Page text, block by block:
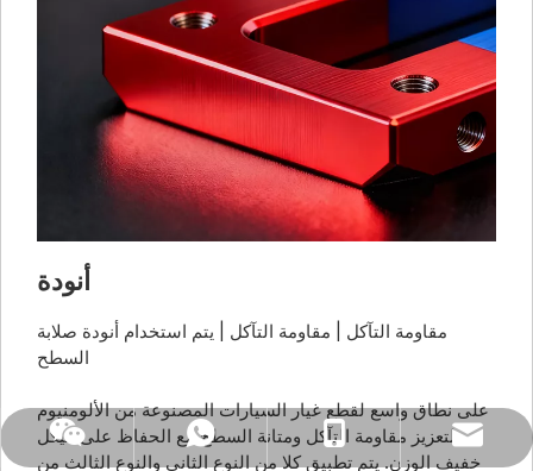
أنودة
مقاومة التآكل | مقاومة التآكل | يتم استخدام أنودة صلابة
السطح
على نطاق واسع لقطع غيار السيارات المصنوعة من الألومنيوم
لتعزيز مقاومة التآكل ومتانة السطح مع الحفاظ على هيكل
خفيف الوزن. يتم تطبيق كلا من النوع الثاني والنوع الثالث من
naiteservice@naitetech.com
+86 18018270716
واتس اب
ويشات